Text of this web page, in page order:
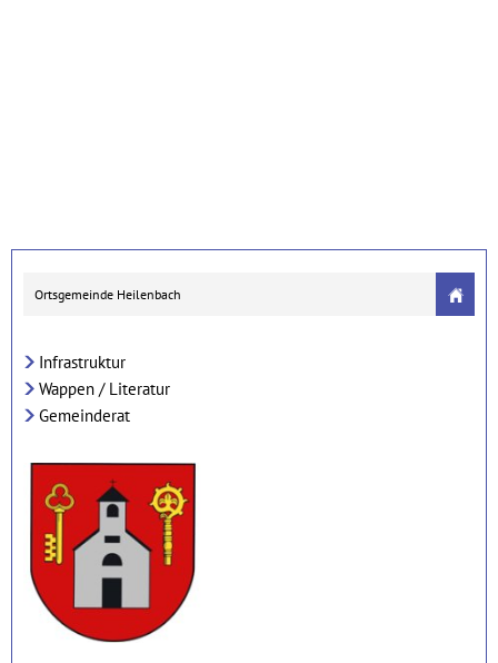
Ortsgemeinde Heilenbach
Infrastruktur
Wappen / Literatur
Gemeinderat